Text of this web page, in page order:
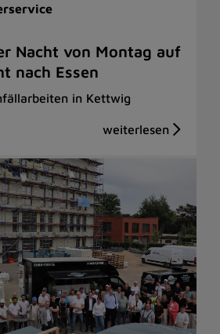
Nacht von Montag auf
nach Essen
in Kettwig